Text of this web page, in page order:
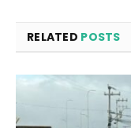
RELATED POSTS